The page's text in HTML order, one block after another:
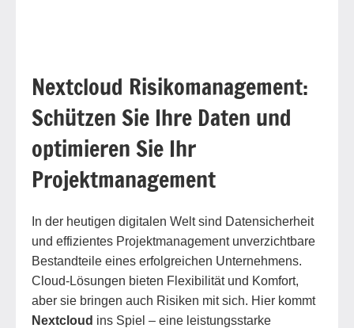
Nextcloud Risikomanagement:
Schützen Sie Ihre Daten und
optimieren Sie Ihr
Projektmanagement
In der heutigen digitalen Welt sind Datensicherheit
und effizientes Projektmanagement unverzichtbare
Bestandteile eines erfolgreichen Unternehmens.
Cloud-Lösungen bieten Flexibilität und Komfort,
aber sie bringen auch Risiken mit sich. Hier kommt
Nextcloud ins Spiel – eine leistungsstarke